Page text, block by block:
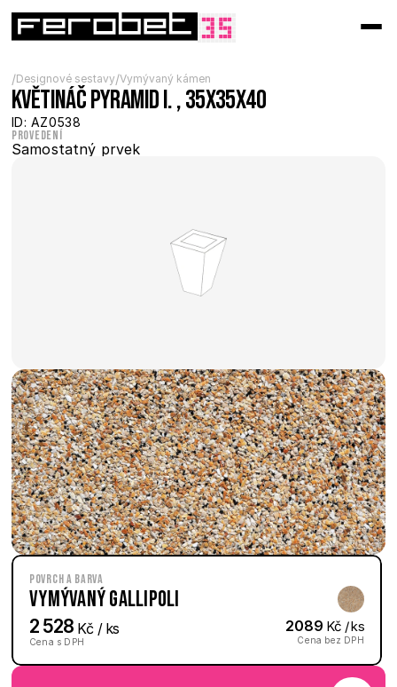
/Designové sestavy/Vymývaný kámen
Květináč Pyramid I. , 35x35x40
ID: AZ0538
Provedení
Samostatný prvek
Povrch a barva
Vymývaný Gallipoli
2 528 Kč / ks
Cena s DPH
2089 Kč / ks
Cena bez DPH